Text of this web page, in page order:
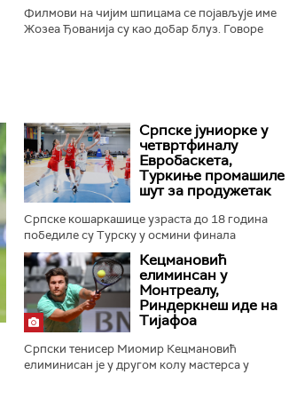
Филмови на чијим шпицама се појављује име
Жозеа Ђованија су као добар блуз. Говоре
Српске јуниорке у
четвртфиналу
Евробаскета,
Туркиње промашиле
шут за продужетак
Српске кошаркашице узраста до 18 година
победиле су Турску у осмини финала
Евробаскета са 70:67 у Стокхолму...
Кецмановић
елиминсан у
Монтреалу,
Риндеркнеш иде на
Тијафоа
Српски тенисер Миомир Кецмановић
елиминисан је у другом колу мастерса у